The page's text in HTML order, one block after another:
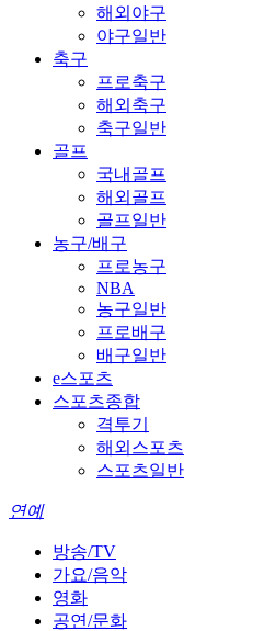
해외야구
야구일반
축구
프로축구
해외축구
축구일반
골프
국내골프
해외골프
골프일반
농구/배구
프로농구
NBA
농구일반
프로배구
배구일반
e스포츠
스포츠종합
격투기
해외스포츠
스포츠일반
연예
방송/TV
가요/음악
영화
공연/문화